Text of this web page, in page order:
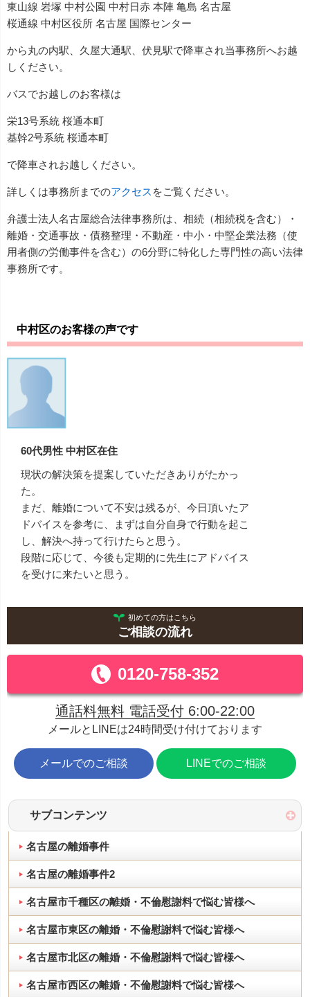
東山線 岩塚 中村公園 中村日赤 本陣 亀島 名古屋
桜通線 中村区役所 名古屋 国際センター
から丸の内駅、久屋大通駅、伏見駅で降車され当事務所へお越
しください。
バスでお越しのお客様は
栄13号系統 桜通本町
基幹2号系統 桜通本町
で降車されお越しください。
詳しくは事務所までのアクセス をご覧ください。
弁護士法人名古屋総合法律事務所は、相続（相続税を含む）・
離婚・交通事故・債務整理・不動産・中小・中堅企業法務（使
用者側の労働事件を含む）の6分野に特化した専門性の高い法律
事務所です。
中村区のお客様の声です
60代男性 中村区在住
現状の解決策を提案していただきありがたかっ
た。
まだ、離婚について不安は残るが、今日頂いたア
ドバイスを参考に、まずは自分自身で行動を起こ
し、解決へ持って行けたらと思う。
段階に応じて、今後も定期的に先生にアドバイス
を受けに来たいと思う。
初めての方はこちら
ご相談の流れ
0120-758-352
通話料無料 電話受付 6:00-22:00
メールとLINEは24時間受け付けております
メールでのご相談 LINEでのご相談
サブコンテンツ
名古屋の離婚事件
名古屋の離婚事件2
名古屋市千種区の離婚・不倫慰謝料で悩む皆様へ
名古屋市東区の離婚・不倫慰謝料で悩む皆様へ
名古屋市北区の離婚・不倫慰謝料で悩む皆様へ
名古屋市西区の離婚・不倫慰謝料で悩む皆様へ